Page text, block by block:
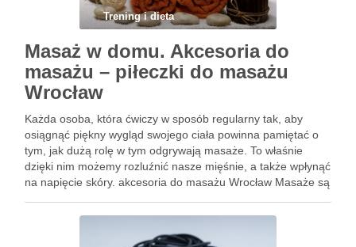
Trening i dieta
Masaż w domu. Akcesoria do
masażu – piłeczki do masażu
Wrocław
Każda osoba, która ćwiczy w sposób regularny tak, aby
osiągnąć piękny wygląd swojego ciała powinna pamiętać o
tym, jak dużą rolę w tym odgrywają masaże. To właśnie
dzięki nim możemy rozluźnić nasze mięśnie, a także wpłynąć
na napięcie skóry. akcesoria do masażu Wrocław Masaże są